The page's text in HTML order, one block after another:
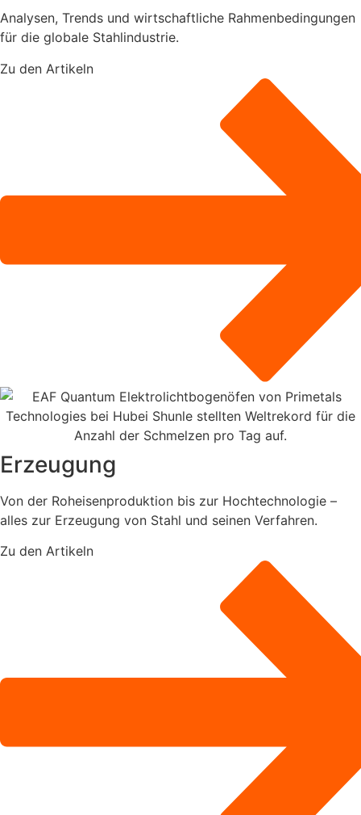
Analysen, Trends und wirtschaftliche Rahmenbedingungen
für die globale Stahlindustrie.
Zu den Artikeln
Erzeugung
Von der Roheisenproduktion bis zur Hochtechnologie –
alles zur Erzeugung von Stahl und seinen Verfahren.
Zu den Artikeln